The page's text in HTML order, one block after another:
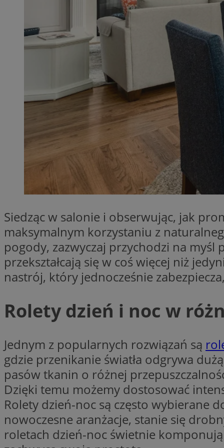
Siedząc w salonie i obserwując, jak
maksymalnym korzystaniu z
pogody, zazwyczaj przychodzi na myśl
przekształcają się w coś więcej niż
nastrój, który jednocześnie
Rolety dzień i noc w
Jednym z popularnych rozwiązań są
gdzie przenikanie światła odgrywa
pasów tkanin o różnej
Dzięki temu możemy dostosować
Rolety dzień-noc są często wybierane
nowoczesne aranżacje, stanie się
roletach dzień-noc świetnie
MvSessID
__cf_bm
li_gc
VP
_clsk
_clsk
pb_rtb_ev_part
__gads
__Secure-
ROLLOUT_TOKEN
bcookie
Nazwa
openstat_gid